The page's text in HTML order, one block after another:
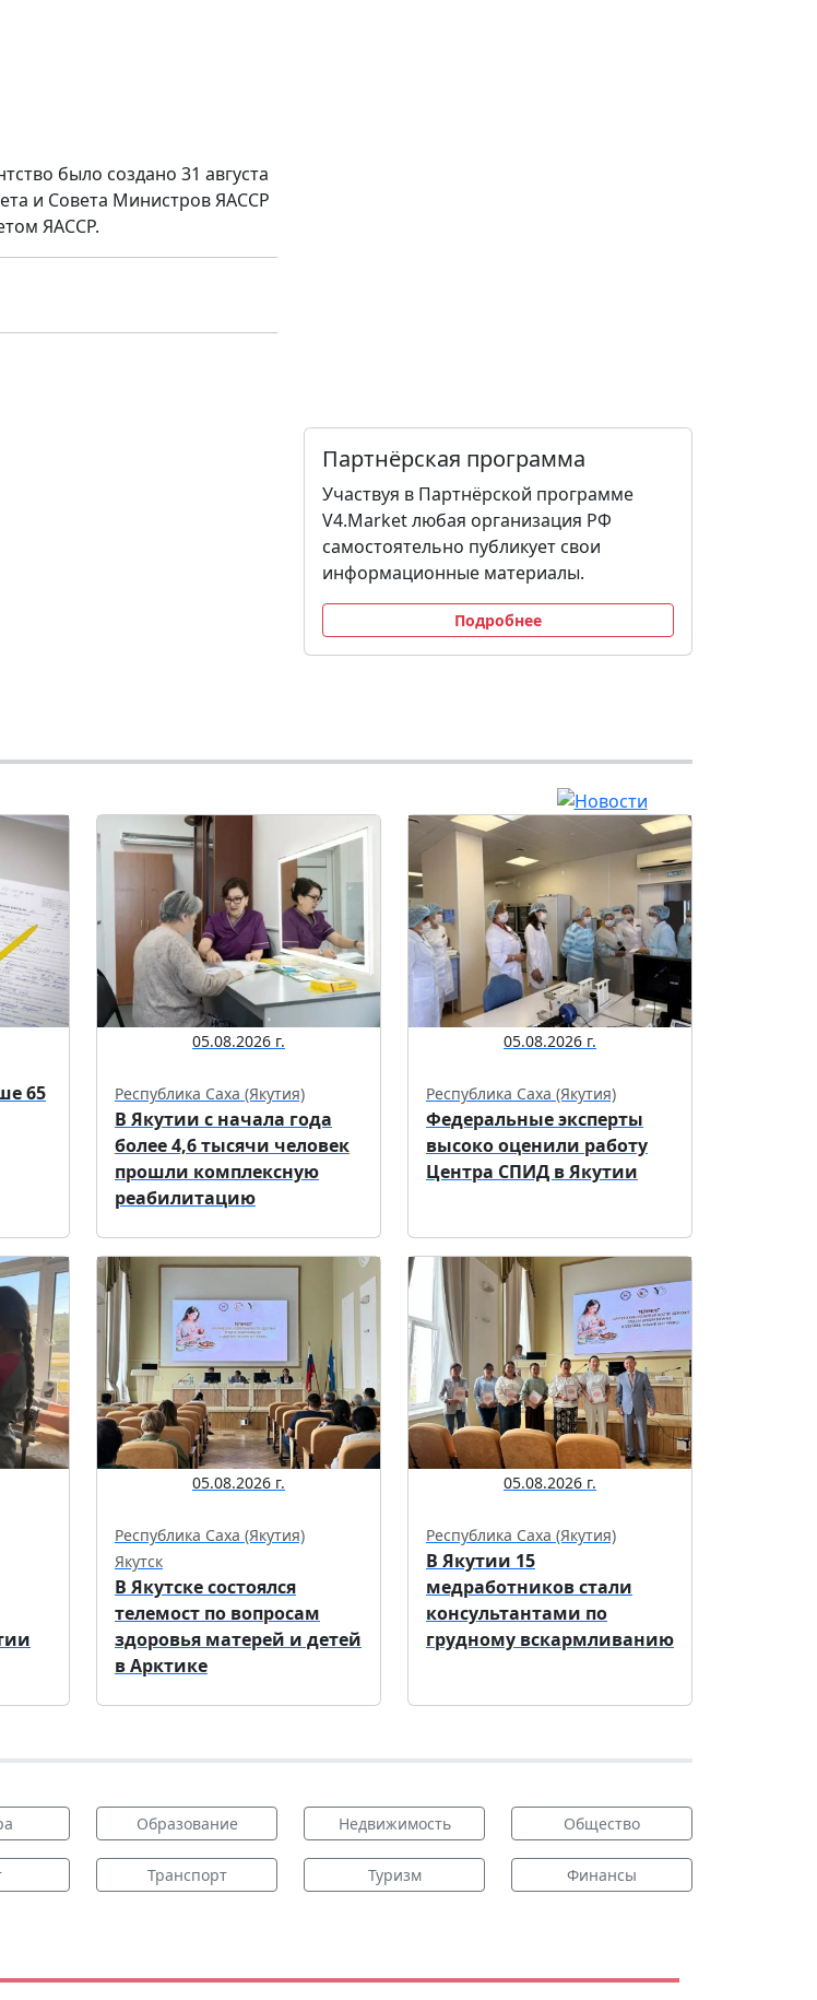
было создано 31 августа
и Совета Министров ЯАССР
ЯАССР.
Партнёрская программа
Участвуя в Партнёрской программе
V4.Market любая организация РФ
самостоятельно публикует свои
информационные материалы.
Подробнее
65
05.08.2026 г.
Республика Саха (Якутия)
В Якутии с начала года
более 4,6 тысячи человек
прошли комплексную
реабилитацию
05.08.2026 г.
Республика Саха (Якутия)
Федеральные эксперты
высоко оценили работу
Центра СПИД в Якутии
05.08.2026 г.
Республика Саха (Якутия)
Якутск
В Якутске состоялся
телемост по вопросам
здоровья матерей и детей
в Арктике
05.08.2026 г.
Республика Саха (Якутия)
В Якутии 15
медработников стали
консультантами по
грудному вскармливанию
Образование Недвижимость Общество
Транспорт Туризм Финансы